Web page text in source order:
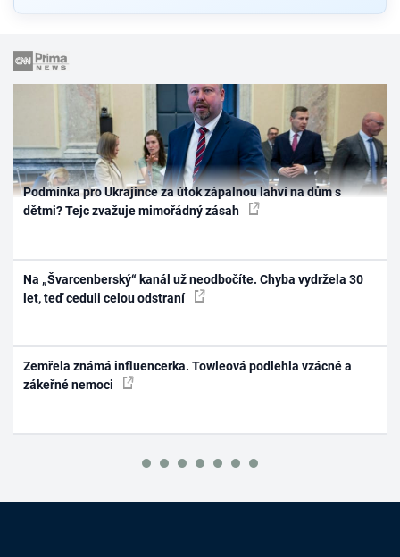
Podmínka pro Ukrajince za útok zápalnou lahví na dům s
dětmi? Tejc zvažuje mimořádný zásah
Na „Švarcenberský“ kanál už neodbočíte. Chyba vydržela 30
let, teď ceduli celou odstraní
Zemřela známá influencerka. Towleová podlehla vzácné a
zákeřné nemoci